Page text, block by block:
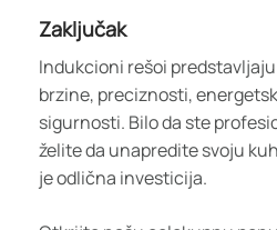
Zaključak
Indukcioni rešoi
brzine, preciznosti,
sigurnosti. Bilo da ste
želite da unapredite svoju
je odlična investicija.